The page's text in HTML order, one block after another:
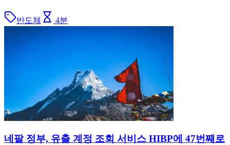
반도체 4분
네팔 정부, 유출 계정 조회 서비스 HIBP에 47번째로